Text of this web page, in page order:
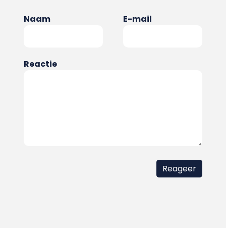
Naam E-mail
Reactie